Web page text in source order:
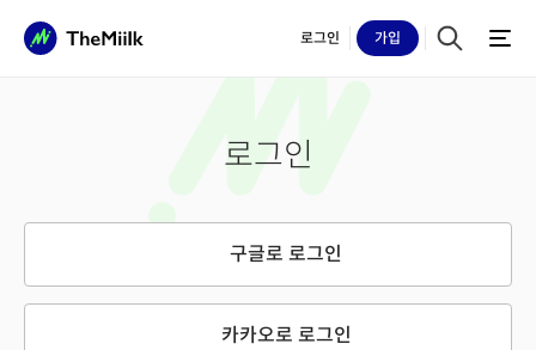
로그인 가입
로그인
구글로 로그인
카카오로 로그인